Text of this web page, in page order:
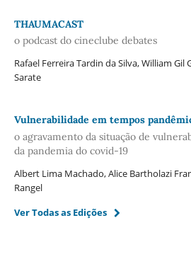
THAUMACAST
o podcast do cineclube debates
Rafael Ferreira Tardin da Silva, William Gil
Sarate
Vulnerabilidade em tempos
o agravamento da situação de
da pandemia do covid-19
Albert Lima Machado, Alice Bartholazi
Rangel
Ver Todas as Edições